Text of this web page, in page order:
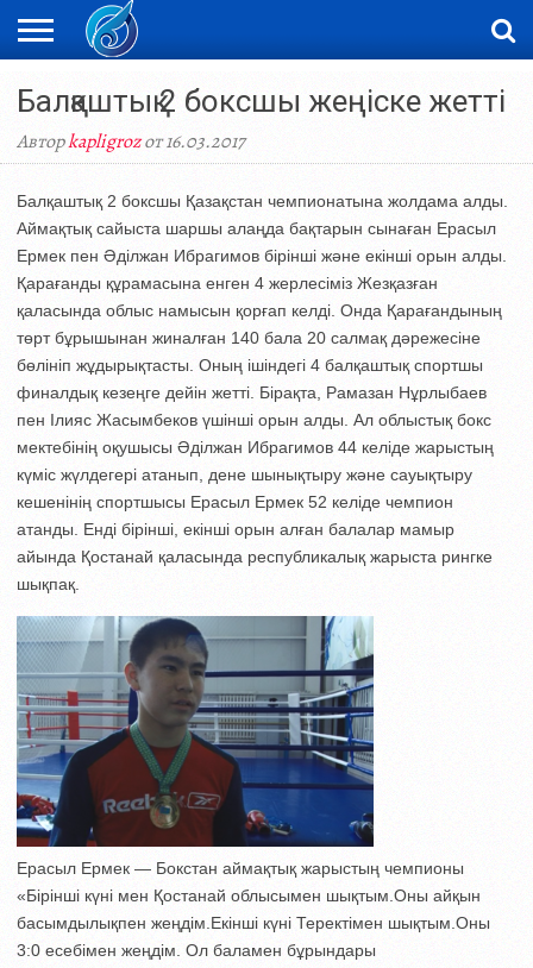
НОВОСТИ
ВИДЕО
ФОТОРЕПОРТАЖИ
ОРКЕН
LIVETV
Балқаштық 2 боксшы жеңіске жетті
Авторkapligrozот 16.03.2017
Балқаштық 2 боксшы Қазақстан чемпионатына жолдама алды.
Аймақтық сайыста шаршы алаңда бақтарын сынаған Ерасыл
Ермек пен Әділжан Ибрагимов бірінші және екінші орын алды.
Қарағанды құрамасына енген 4 жерлесіміз Жезқазған
қаласында облыс намысын қорғап келді. Онда Қарағандының
төрт бұрышынан жиналған 140 бала 20 салмақ дәрежесіне
бөлініп жұдырықтасты. Оның ішіндегі 4 балқаштық спортшы
финалдық кезеңге дейін жетті. Бірақта, Рамазан Нұрлыбаев
пен Ілияс Жасымбеков үшінші орын алды. Ал облыстық бокс
мектебінің оқушысы Әділжан Ибрагимов 44 келіде жарыстың
күміс жүлдегері атанып, дене шынықтыру және сауықтыру
кешенінің спортшысы Ерасыл Ермек 52 келіде чемпион
атанды. Енді бірінші, екінші орын алған балалар мамыр
айында Қостанай қаласында республикалық жарыста рингке
шықпақ.
Ерасыл Ермек — Бокстан аймақтық жарыстың чемпионы
«Бірінші күні мен Қостанай облысымен шықтым.Оны айқын
басымдылықпен жеңдім.Екінші күні Теректімен шықтым.Оны
3:0 есебімен жеңдім. Ол баламен бұрындары